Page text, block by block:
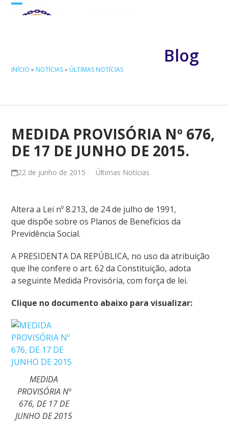
Skip
Open
Close
Blog
INÍCIO » NOTÍCIAS» ÚLTIMAS NOTÍCIAS
MEDIDA PROVISÓRIA Nº 676,
DE 17 DE JUNHO DE 2015.
22 de junho de 2015 Últimas Notícias
Altera a Lei nº 8.213, de 24 de julho de 1991,
que dispõe sobre os Planos de Benefícios da
Previdência Social.
A PRESIDENTA DA REPÚBLICA, no uso da atribuição
que lhe confere o art. 62 da Constituição, adota
a seguinte Medida Provisória, com força de lei.
Clique no documento abaixo para visualizar:
MEDIDA
PROVISÓRIA Nº
676, DE 17 DE
JUNHO DE 2015